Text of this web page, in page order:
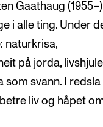
Gaathaug (1955–)
i alle ting. Under
naturkrisa,
på jorda,
som svann. I
liv og håpet